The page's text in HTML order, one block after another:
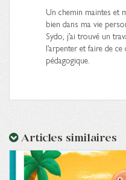
Un chemin maintes et
bien dans ma vie
Sydo, j’ai trouvé un
l’arpenter et faire de
pédagogique.
Articles similaires